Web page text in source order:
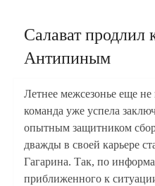
Салават продлил
Антипиным
Летнее межсезонье еще
команда уже успела
опытным защитником
дважды в своей карьере
Гагарина. Так, по
приближенного к